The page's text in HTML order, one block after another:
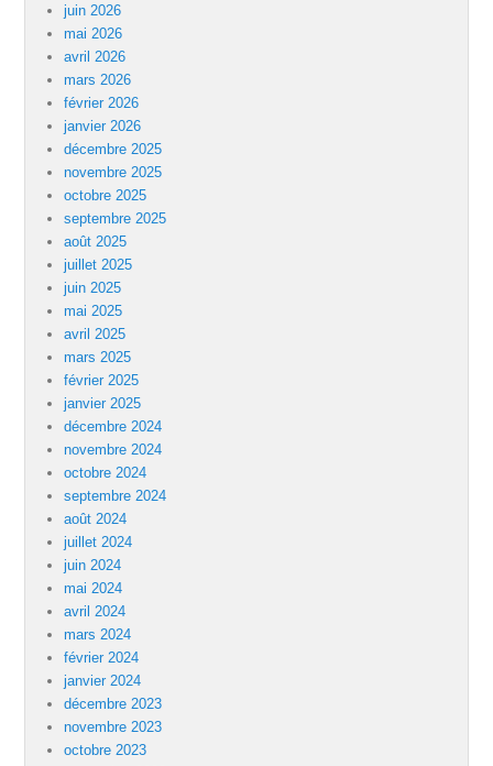
juin 2026
mai 2026
avril 2026
mars 2026
février 2026
janvier 2026
décembre 2025
novembre 2025
octobre 2025
septembre 2025
août 2025
juillet 2025
juin 2025
mai 2025
avril 2025
mars 2025
février 2025
janvier 2025
décembre 2024
novembre 2024
octobre 2024
septembre 2024
août 2024
juillet 2024
juin 2024
mai 2024
avril 2024
mars 2024
février 2024
janvier 2024
décembre 2023
novembre 2023
octobre 2023